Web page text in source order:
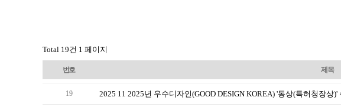
Total 19건 1 페이지
번호 제목
19 2025 11 2025년 우수디자인(GOOD DESIGN KOREA) '동상(특허청장상)'